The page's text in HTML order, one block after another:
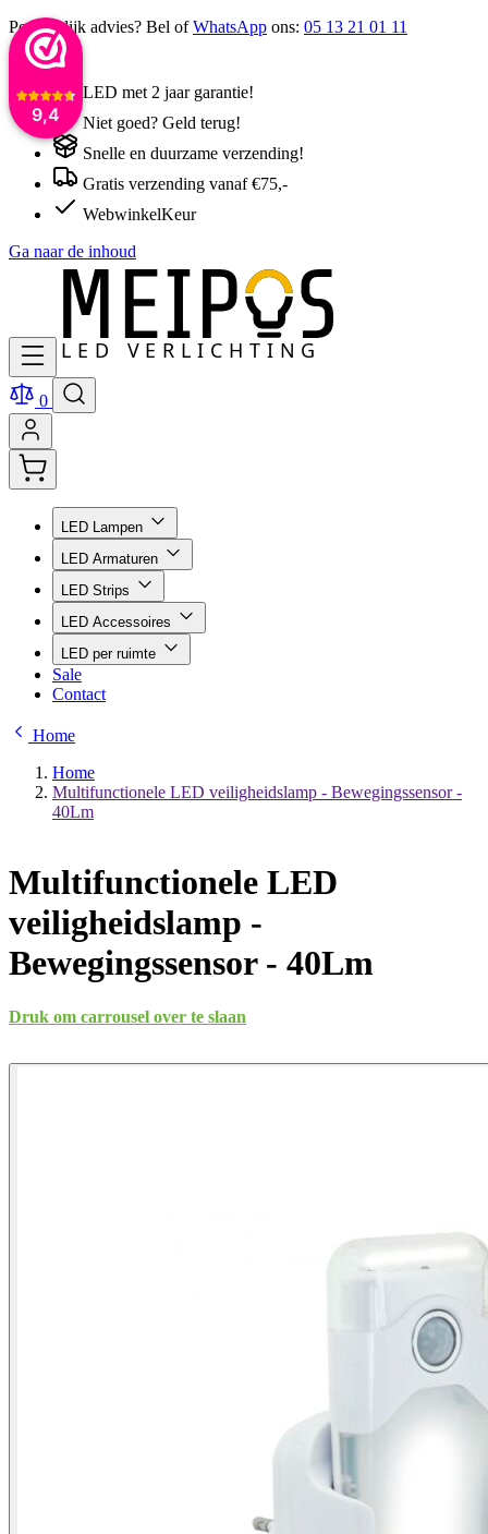
9,4
Persoonlijk advies? Bel ofWhatsApp ons: 05 13 21 01 11
LED met 2 jaar garantie!
Niet goed? Geld terug!
Snelle en duurzame verzending!
Gratis verzending vanaf €75,-
WebwinkelKeur
Ga naar de inhoud
0
LED Lampen
LED Armaturen
LED Strips
LED Accessoires
LED per ruimte
Sale
Contact
Home
Home
Multifunctionele LED veiligheidslamp - Bewegingssensor -
40Lm
Multifunctionele LED
veiligheidslamp -
Bewegingssensor - 40Lm
Druk om carrousel over te slaan